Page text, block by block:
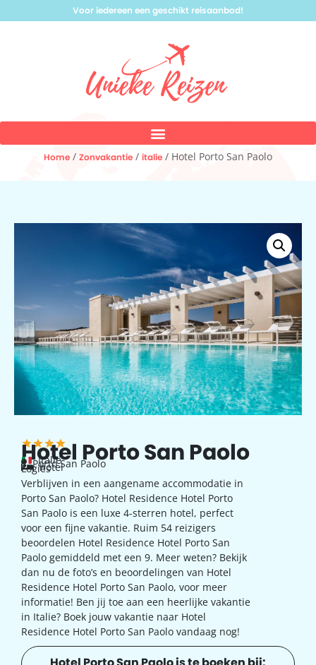
Voor iedereen een geschikt reisaanbod!
Home / Zonvakantie / italie / Hotel Porto San Paolo
Hotel Porto San Paolo
Italië
Porto San Paolo
hotel
Logies
Verblijven in een aangename accommodatie in
Porto San Paolo? Hotel Residence Hotel Porto
San Paolo is een luxe 4-sterren hotel, perfect
voor een fijne vakantie. Ruim 54 reizigers
beoordelen Hotel Residence Hotel Porto San
Paolo gemiddeld met een 9. Meer weten? Bekijk
dan nu de foto’s en beoordelingen van Hotel
Residence Hotel Porto San Paolo, voor meer
informatie! Ben jij toe aan een heerlijke vakantie
in Italie? Boek jouw vakantie naar Hotel
Residence Hotel Porto San Paolo vandaag nog!